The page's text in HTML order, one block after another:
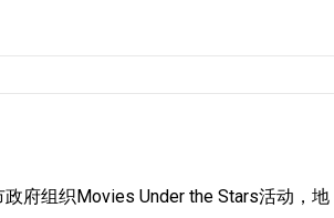
府组织Movies Under the Stars活动，地